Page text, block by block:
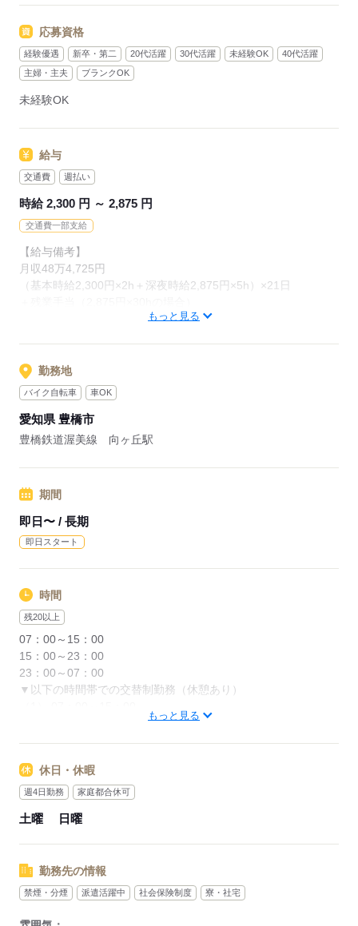
■機械の操作（オペレーション）
マニュアルに沿って機械を操作します。
手順を覚えれば意外とカンタン♪
■保守・点検
ランプやモニターをチェック！
【ここが働きやすい！】
入社後1ヶ月間の研修期間があり、
工場ワークが初めての方や、
お仕事にブランクがある方も安心してくださいね◎
職場には食堂もあり
1食390円からお食事できます。
応募する
応募資格
経験優遇 新卒・第二 20代活躍 30代活躍 未経験OK
40代活躍
主婦・主夫
ブランクOK
未経験OK
給与
交通費 週払い
時給 2,300 円 ～ 2,875 円
交通費一部支給
【給与備考】
月収48万4,725円
（基本時給2,300円×2h＋深夜時給2,875円×5h）×21日
月収50万円に迫る超高収入が狙えます★
◆研修中でも安定して超高収入！
月収39万5,600円
（時給2,300円×実働7h×21日＋残業手当2,875円×20hの場合）
約40万円の月収が可能！
週払いもOKなので、
お財布のピンチもスグに解決します♪
【交通費備考】
もっと見る
勤務地
バイク自転車 車OK
愛知県 豊橋市
豊橋鉄道渥美線 向ヶ丘駅
期間
即日〜 / 長期
即日スタート
時間
残20以上
07：00～15：00
15：00～23：00
23：00～07：00
▼以下の時間帯での交替制勤務（休憩あり）
【★アピールポイント＆念押し★】
ガッツリ稼げる交替制のお仕事ですが、お
メリハリをつけて働きたい方にピッタリの環境です！
もっと見る
休日・休暇
週4日勤務 家庭都合休可
土曜 日曜
勤務先の情報
禁煙・分煙 派遣活躍中 社会保険制度 寮・社宅